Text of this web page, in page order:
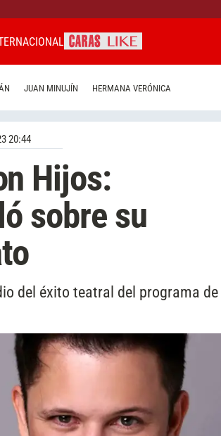
JUAN MINUJÍN HERMANA VERÓNICA
20:44
Hijos:
sobre su
del éxito teatral del programa de